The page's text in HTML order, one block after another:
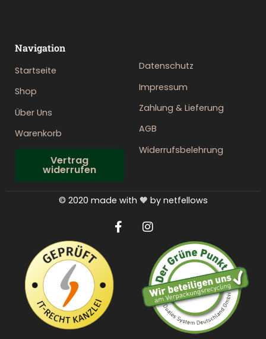
Datenschutz
Impressum
Zahlung & Lieferung
AGB
Widerrufsbelehrung
Navigation
Startseite
Shop
Über Uns
Warenkorb
Vertrag
widerrufen
© 2020 made with 🧡 by netfellows